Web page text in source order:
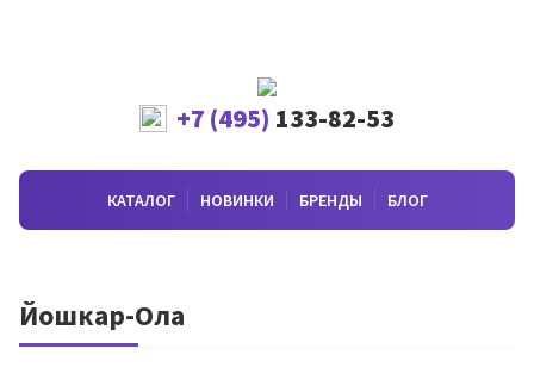
+7 (495) 133-82-53
КАТАЛОГ НОВИНКИ БРЕНДЫ БЛОГ
Йошкар-Ола